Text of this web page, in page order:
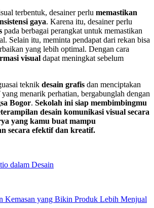
terbentuk, desainer perlu memastikan
gaya. Karena itu, desainer perlu
pada berbagai perangkat untuk memastikan
Selain itu, meminta pendapat dari rekan bisa
yang lebih optimal. Dengan cara
visual dapat meningkat sebelum
teknik desain grafis dan menciptakan
yang menarik perhatian, bergabunglah dengan
Bogor. Sekolah ini siap membimbingmu
desain komunikasi visual secara
yang kamu buat mampu
secara efektif dan kreatif.
dalam Desain
Kemasan yang Bikin Produk Lebih Menjual